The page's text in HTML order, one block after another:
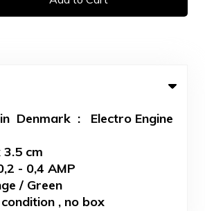
Denmark : Electro Engine
3.5 cm
- 0,4 AMP
/ Green
, no box